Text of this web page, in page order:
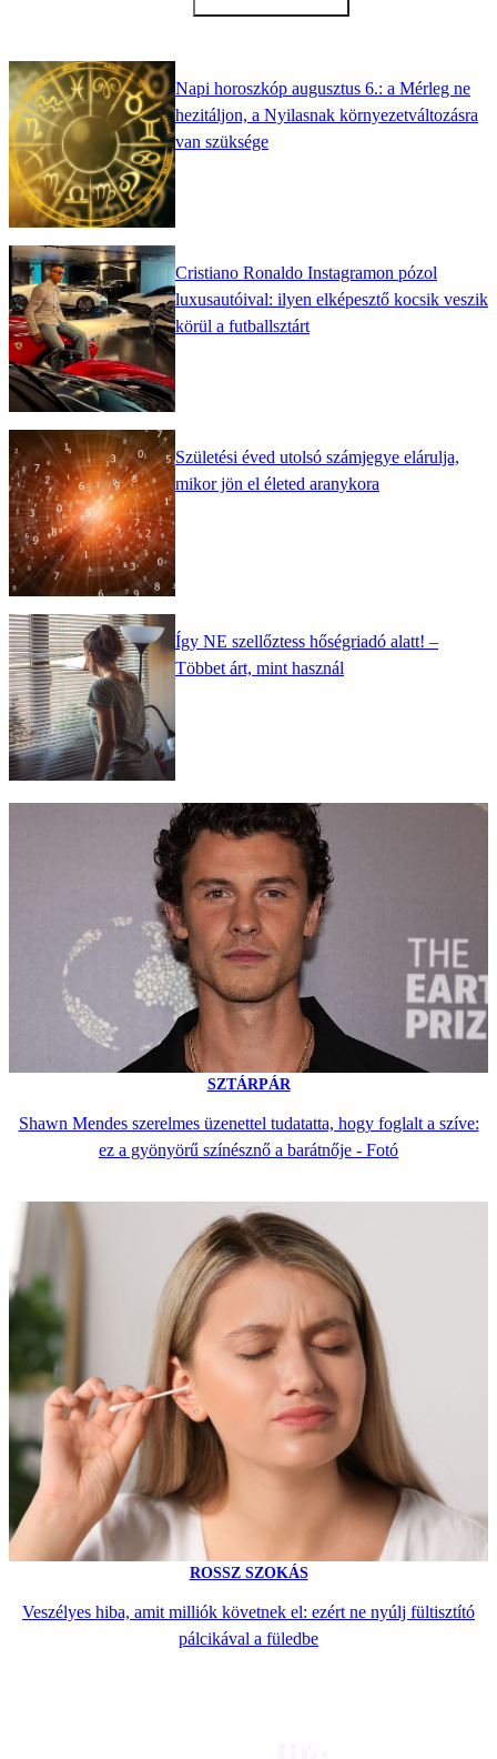
Napi horoszkóp augusztus 6.: a Mérleg ne
hezitáljon, a Nyilasnak környezetváltozásra
van szüksége
Cristiano Ronaldo Instagramon pózol
luxusautóival: ilyen elképesztő kocsik veszik
körül a futballsztárt
Születési éved utolsó számjegye elárulja,
mikor jön el életed aranykora
Így NE szellőztess hőségriadó alatt! –
Többet árt, mint használ
SZTÁRPÁR
Shawn Mendes szerelmes üzenettel tudatatta, hogy foglalt a szíve:
ez a gyönyörű színésznő a barátnője - Fotó
ROSSZ SZOKÁS
Veszélyes hiba, amit milliók követnek el: ezért ne nyúlj fültisztító
pálcikával a füledbe